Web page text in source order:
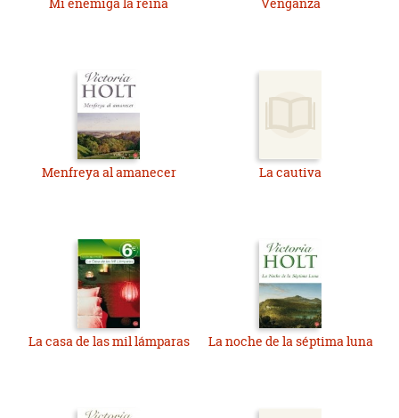
Menfreya al amanecer La cautiva
La casa de las mil lámparas La noche de la séptima luna